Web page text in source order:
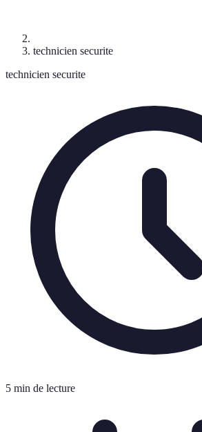
technicien securite
technicien securite
5 min de lecture